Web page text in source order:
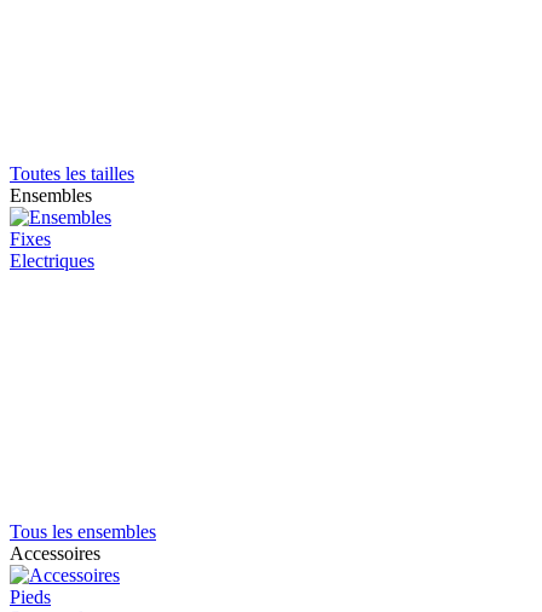
Toutes les tailles
Ensembles
Fixes
Electriques
Tous les ensembles
Accessoires
Pieds